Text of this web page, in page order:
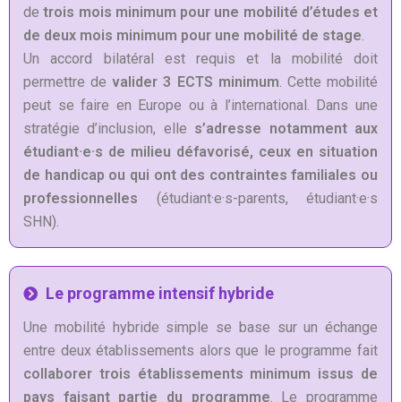
detrois mois minimum pour une mobilité d’études et
de deux mois minimum pour une mobilité de stage
Un accord bilatéral est requis et la mobilité doit
permettre devalider 3 ECTS minimum . Cette mobilité
peut se faire en Europe ou à l’international. Dans une
stratégie d’inclusion, elle s’adresse notamment aux
étudiant·e·s de milieu défavorisé, ceux en situation
de handicap ou qui ont des contraintes familiales ou
professionnelles (étudiant·e·s-parents, étudiant·e·s
SHN).
Le programme intensif hybride
Une mobilité hybride simple se base sur un échange
entre deux établissements alors que le programme fait
collaborer trois établissements minimum issus de
pays faisant partie du programme . Le programme